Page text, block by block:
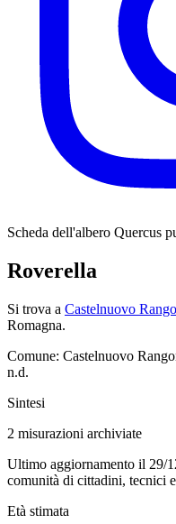
Scheda dell'albero Quercus
Roverella
Si trova a Castelnuovo
Romagna.
Comune: Castelnuovo
n.d.
Sintesi
2 misurazioni archiviate
Ultimo aggiornamento il 29/
comunità di cittadini, tecnici
Età stimata